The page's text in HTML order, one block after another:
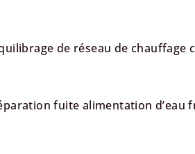
de réseau de chauffage
fuite alimentation d’eau